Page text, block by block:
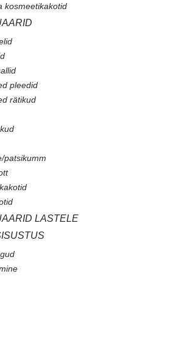
kosmeetikakotid
pleedid
rätikud
patsikumm
LASTELE